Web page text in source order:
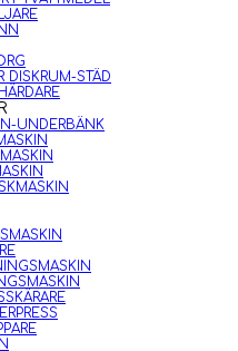
DISKRUM-STÄD
UNDERBÄNK